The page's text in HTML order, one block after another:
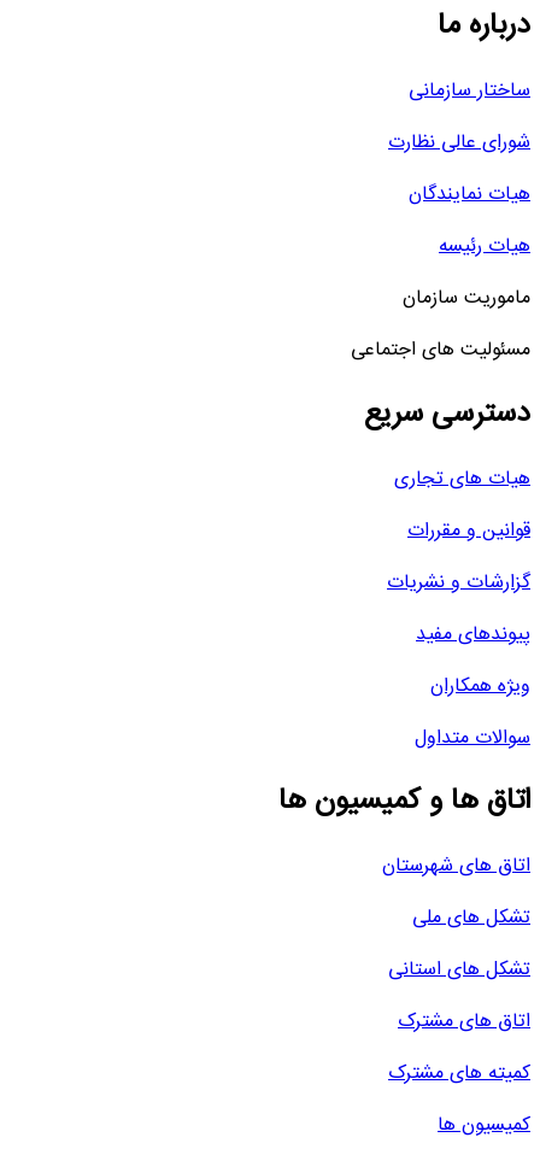
درباره ما
ساختار سازمانی
شورای عالی نظارت
هیات نمایندگان
هیات رئیسه
ماموریت سازمان
مسئولیت های اجتماعی
دسترسی سریع
هیات های تجاری
قوانین و مقررات
گزارشات و نشریات
پیوندهای مفید
ویژه همکاران
سوالات متداول
اتاق ها و کمیسیون ها
اتاق های شهرستان
تشکل های ملی
تشکل های استانی
اتاق های مشترک
کمیته های مشترک
کمیسیون ها